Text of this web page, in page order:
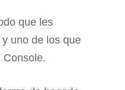
que les
uno de los que
Console.